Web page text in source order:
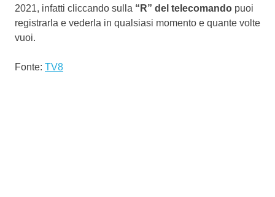
2021, infatti cliccando sulla “R” del telecomando puoi
registrarla e vederla in qualsiasi momento e quante volte
vuoi.
Fonte: TV8